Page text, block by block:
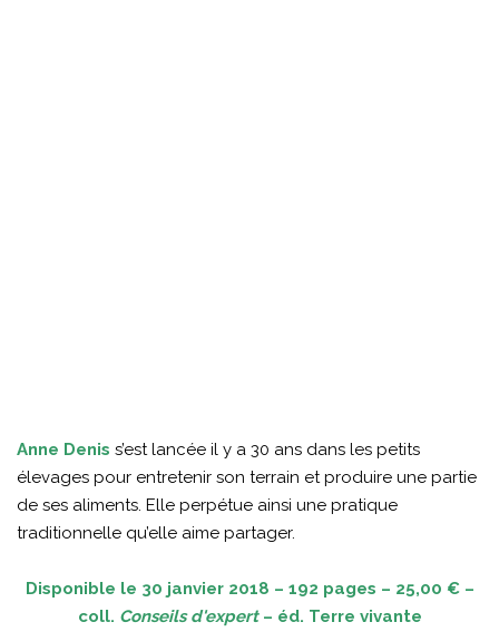
Anne Denis s’est lancée il y a 30 ans dans les petits
élevages pour entretenir son terrain et produire une partie
de ses aliments. Elle perpétue ainsi une pratique
traditionnelle qu’elle aime partager.
Disponible le 30 janvier 2018 – 192 pages – 25,00 € –
coll. Conseils d'expert – éd. Terre vivante